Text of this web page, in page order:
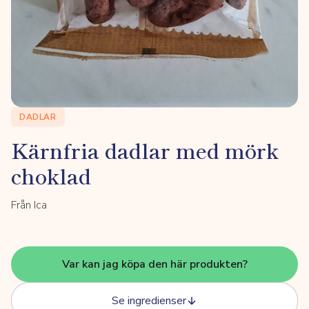
DADLAR
Kärnfria dadlar med mörk
choklad
Från Ica
Var kan jag köpa den här produkten?
Se ingredienser